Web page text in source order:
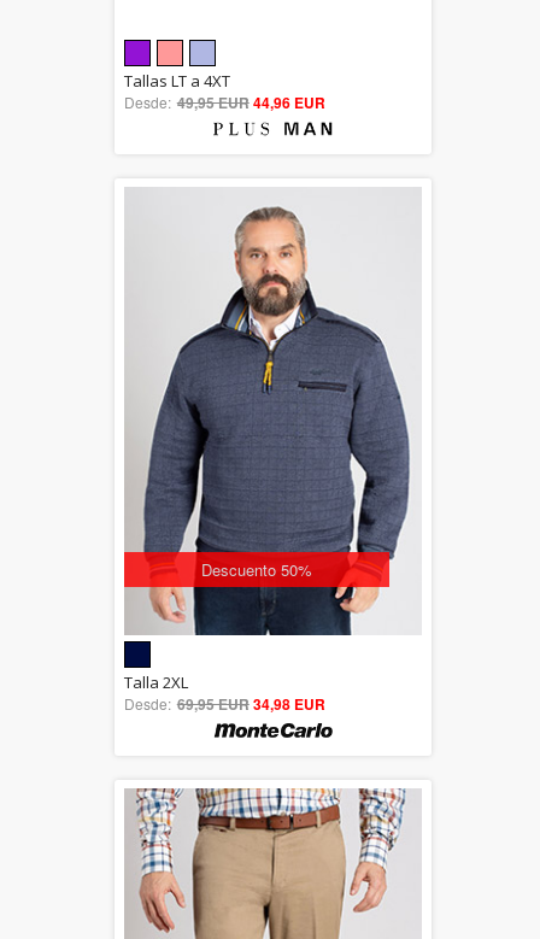
5.00
out of 5
Tallas LT a 4XT
Desde: 49,95 EUR44,96 EUR
Descuento 50%
out of 5
Talla 2XL
Desde: 69,95 EUR34,98 EUR